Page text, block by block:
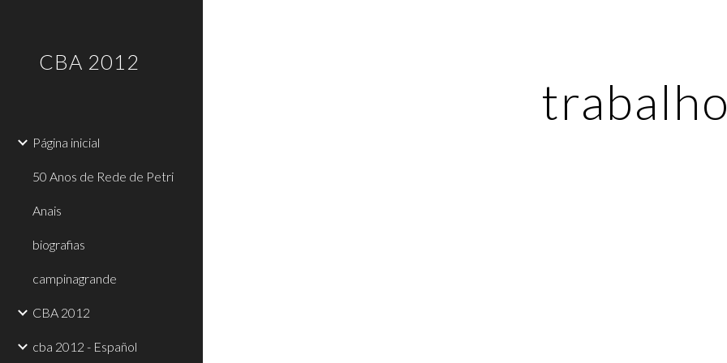
CBA 2012
Página inicial
50 Anos de Rede de Petri
Anais
biografias
campinagrande
CBA 2012
cba 2012 - Español